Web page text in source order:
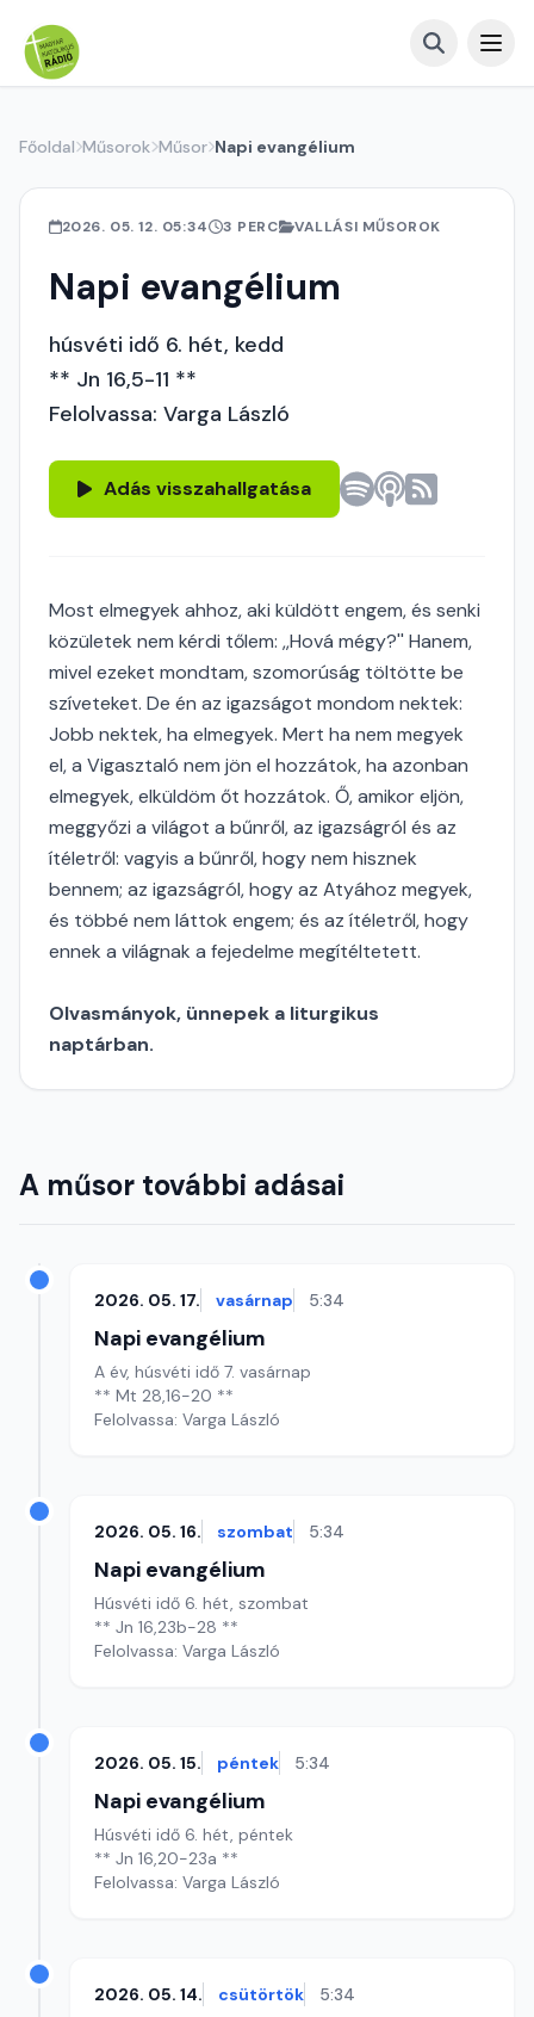
Főoldal Műsorok Műsor Napi evangélium
2026. 05. 12. 05:34 3 PERC VALLÁSI MŰSOROK
Napi evangélium
húsvéti idő 6. hét, kedd
** Jn 16,5-11 **
Felolvassa: Varga László
Adás visszahallgatása
Most elmegyek ahhoz, aki küldött engem, és senki
közületek nem kérdi tőlem: ,,Hová mégy?'' Hanem,
mivel ezeket mondtam, szomorúság töltötte be
szíveteket. De én az igazságot mondom nektek:
Jobb nektek, ha elmegyek. Mert ha nem megyek
el, a Vigasztaló nem jön el hozzátok, ha azonban
elmegyek, elküldöm őt hozzátok. Ő, amikor eljön,
meggyőzi a világot a bűnről, az igazságról és az
ítéletről: vagyis a bűnről, hogy nem hisznek
bennem; az igazságról, hogy az Atyához megyek,
és többé nem láttok engem; és az ítéletről, hogy
ennek a világnak a fejedelme megítéltetett.
Olvasmányok, ünnepek a liturgikus
naptárban.
A műsor további adásai
2026. 05. 17. vasárnap 5:34
Napi evangélium
A év, húsvéti idő 7. vasárnap
** Mt 28,16-20 **
Felolvassa: Varga László
2026. 05. 16. szombat 5:34
Napi evangélium
Húsvéti idő 6. hét, szombat
** Jn 16,23b-28 **
Felolvassa: Varga László
2026. 05. 15. péntek 5:34
Napi evangélium
Húsvéti idő 6. hét, péntek
** Jn 16,20-23a **
Felolvassa: Varga László
2026. 05. 14. csütörtök 5:34